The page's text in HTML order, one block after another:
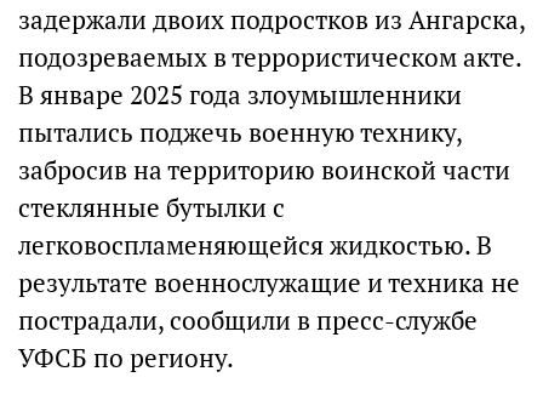
задержали двоих подростков из Ангарска,
подозреваемых в террористическом акте.
В январе 2025 года злоумышленники
пытались поджечь военную технику,
забросив на территорию воинской части
стеклянные бутылки с
легковоспламеняющейся жидкостью. В
результате военнослужащие и техника не
пострадали, сообщили в пресс-службе
УФСБ по региону.